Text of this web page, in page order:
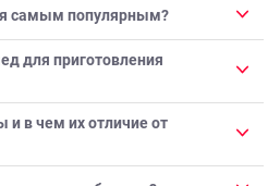
самым популярным?
для приготовления
и в чем их отличие от